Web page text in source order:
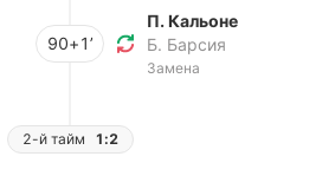
90+1’
П. Кальоне
Б. Барсия
Замена
2-й тайм 1:2